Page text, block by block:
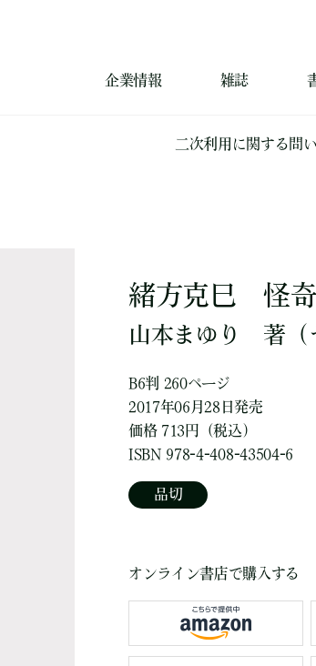
企業情報 雑誌
二次利用に関する問
緒方克巳 怪奇
山本まゆり 著
B6判 260ページ
2017年06月28日発売
価格 713円（税込）
ISBN 978-4-408-43504-6
品切
オンライン書店で購入する